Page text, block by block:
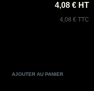
4,08 € HT
4,08 € TTC